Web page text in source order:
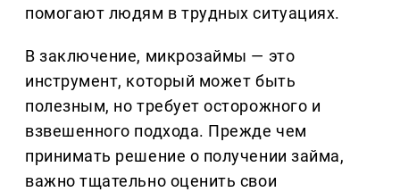
помогают людям в трудных ситуациях.
В заключение, микрозаймы — это
инструмент, который может быть
полезным, но требует осторожного и
взвешенного подхода. Прежде чем
принимать решение о получении займа,
важно тщательно оценить свои